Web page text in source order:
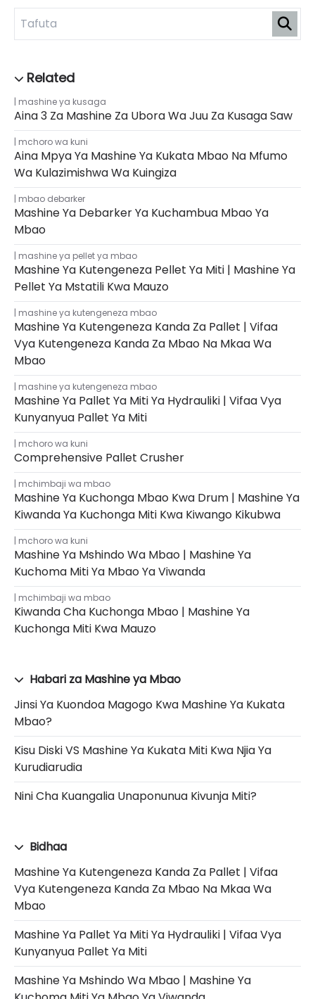
mashine ya kusaga
Aina 3 Za Mashine Za Ubora Wa Juu Za Kusaga Saw
mchoro wa kuni
Aina Mpya Ya Mashine Ya Kukata Mbao Na Mfumo
Wa Kulazimishwa Wa Kuingiza
mbao debarker
Mashine Ya Debarker Ya Kuchambua Mbao Ya
Mbao
mashine ya pellet ya mbao
Mashine Ya Kutengeneza Pellet Ya Miti | Mashine Ya
Pellet Ya Mstatili Kwa Mauzo
mashine ya kutengeneza mbao
Mashine Ya Kutengeneza Kanda Za Pallet | Vifaa
Vya Kutengeneza Kanda Za Mbao Na Mkaa Wa
Mbao
mashine ya kutengeneza mbao
Mashine Ya Pallet Ya Miti Ya Hydrauliki | Vifaa Vya
Kunyanyua Pallet Ya Miti
mchoro wa kuni
Comprehensive Pallet Crusher
mchimbaji wa mbao
Mashine Ya Kuchonga Mbao Kwa Drum | Mashine Ya
Kiwanda Ya Kuchonga Miti Kwa Kiwango Kikubwa
mchoro wa kuni
Mashine Ya Mshindo Wa Mbao | Mashine Ya
Kuchoma Miti Ya Mbao Ya Viwanda
mchimbaji wa mbao
Kiwanda Cha Kuchonga Mbao | Mashine Ya
Kuchonga Miti Kwa Mauzo
Habari za Mashine ya Mbao
Jinsi Ya Kuondoa Magogo Kwa Mashine Ya Kukata
Mbao?
Kisu Diski VS Mashine Ya Kukata Miti Kwa Njia Ya
Kurudiarudia
Nini Cha Kuangalia Unaponunua Kivunja Miti?
Bidhaa
Mashine Ya Kutengeneza Kanda Za Pallet | Vifaa
Vya Kutengeneza Kanda Za Mbao Na Mkaa Wa
Mbao
Mashine Ya Pallet Ya Miti Ya Hydrauliki | Vifaa Vya
Kunyanyua Pallet Ya Miti
Mashine Ya Mshindo Wa Mbao | Mashine Ya